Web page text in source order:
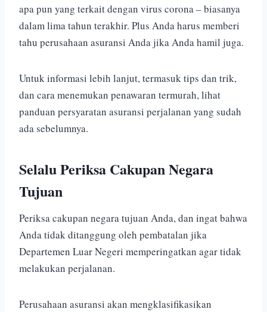
apa pun yang terkait dengan virus corona – biasanya
dalam lima tahun terakhir. Plus Anda harus memberi
tahu perusahaan asuransi Anda jika Anda hamil juga.
Untuk informasi lebih lanjut, termasuk tips dan trik,
dan cara menemukan penawaran termurah, lihat
panduan persyaratan asuransi perjalanan yang sudah
ada sebelumnya.
Selalu Periksa Cakupan Negara
Tujuan
Periksa cakupan negara tujuan Anda, dan ingat bahwa
Anda tidak ditanggung oleh pembatalan jika
Departemen Luar Negeri memperingatkan agar tidak
melakukan perjalanan.
Perusahaan asuransi akan mengklasifikasikan